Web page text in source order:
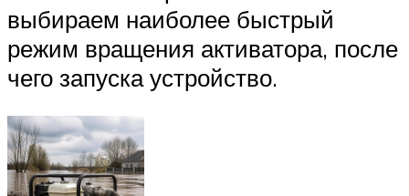
выбираем наиболее быстрый
режим вращения активатора, после
чего запуска устройство.